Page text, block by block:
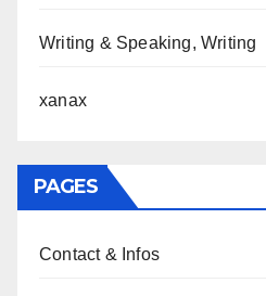
Writing & Speaking, Writing
xanax
PAGES
Contact & Infos